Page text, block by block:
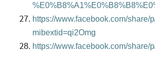
https://www.facebook.com/share/
mibextid=qi2Omg
https://www.facebook.com/share/